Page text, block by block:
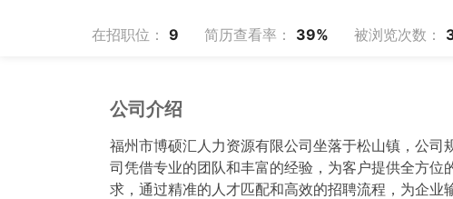
在招职位： 9 简历查看率： 39% 被浏览次数：
公司介绍
福州市博硕汇人力资源有限公司坐落于松山镇，公
司凭借专业的团队和丰富的经验，为客户提供全方
求，通过精准的人才匹配和高效的招聘流程，为企